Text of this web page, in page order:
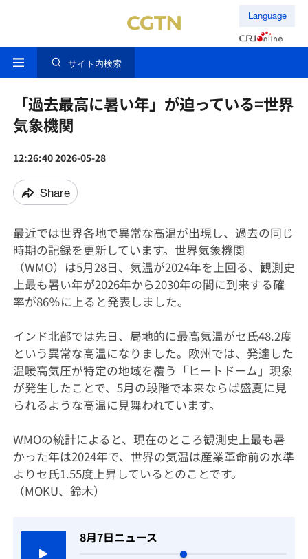
Language
サイト内検索
「過去最高に暑い年」が迫っている=世界
気象機関
12:26:40 2026-05-28
Share
最近では世界各地で異常な高温が出現し、過去の同じ
時期の記録を更新しています。世界気象機関
（WMO）は5月28日、気温が2024年を上回る、観測史
上最も暑い年が2026年から2030年の間に到来する確
率が86％に上ると発表しました。
インド北部では先日、局地的に最高気温がセ氏48.2度
という異常な高温になりました。欧州では、発達した
温暖高気圧が特定の地域を覆う「ヒートドーム」現象
が発生したことで、5月の段階で本来ならば盛夏に見
られるような高温に見舞われています。
WMOの統計によると、現在のところ観測史上最も暑
かった年は2024年で、世界の気温は産業革命前の水準
よりセ氏1.55度上昇しているとのことです。
（MOKU、鈴木）
8月7日ニュース